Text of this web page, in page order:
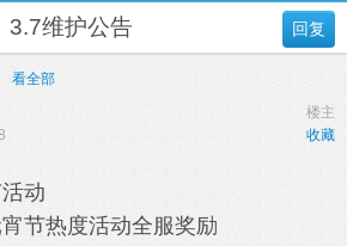
回复
3.7维护公告
看全部
楼主
收藏
动
宵节热度活动全服奖励